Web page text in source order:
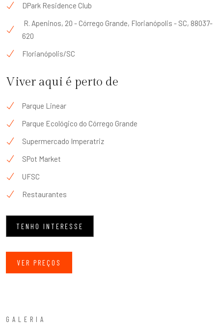
DPark Residence Club
R. Apeninos, 20 - Córrego Grande, Florianópolis - SC, 88037-
620
Florianópolis/SC
Viver aqui é perto de
Parque Linear
Parque Ecológico do Córrego Grande
Supermercado Imperatriz
SPot Market
UFSC
Restaurantes
TENHO INTERESSE
VER PREÇOS
GALERIA